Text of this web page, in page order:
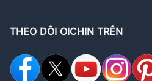
THEO DÕI OICHIN TRÊN